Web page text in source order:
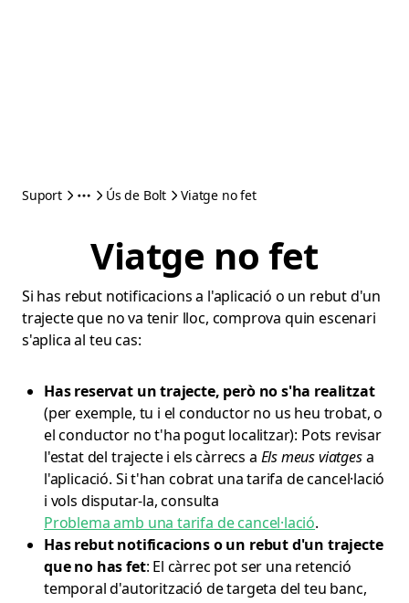
Suport Ús de Bolt Viatge no fet
Viatge no fet
Si has rebut notificacions a l'aplicació o un rebut d'un
trajecte que no va tenir lloc, comprova quin escenari
s'aplica al teu cas:
Has reservat un trajecte, però no s'ha realitzat
(per exemple, tu i el conductor no us heu trobat, o
el conductor no t'ha pogut localitzar): Pots revisar
l'estat del trajecte i els càrrecs a Els meus viatgesa
l'aplicació. Si t'han cobrat una tarifa de cancel·lació
i vols disputar-la, consulta
Problema amb una tarifa de cancel·lació.
Has rebut notificacions o un rebut d'un trajecte
que no has fet: El càrrec pot ser una retenció
temporal d'autorització de targeta del teu banc,